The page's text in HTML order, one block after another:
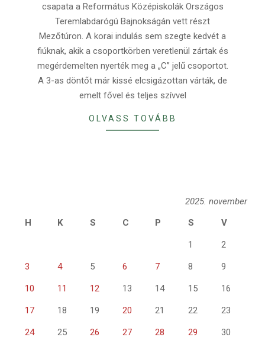
csapata a Református Középiskolák Országos
Teremlabdarógú Bajnokságán vett részt
Mezőtúron. A korai indulás sem szegte kedvét a
fiúknak, akik a csoportkörben veretlenül zártak és
megérdemelten nyerték meg a „C” jelű csoportot.
A 3-as döntőt már kissé elcsigázottan várták, de
emelt fővel és teljes szívvel
OLVASS TOVÁBB
2025. november
H
K S C P S V
1 2
3 4 5 6 7 8 9
10 11 12 13 14 15 16
17 18 19 20 21 22 23
24 25 26 27 28 29 30